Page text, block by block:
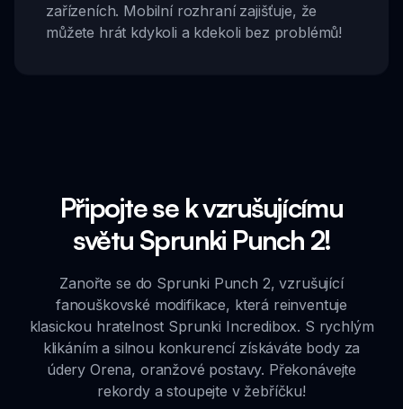
zařízeních. Mobilní rozhraní zajišťuje, že
můžete hrát kdykoli a kdekoli bez problémů!
Připojte se k vzrušujícímu
světu Sprunki Punch 2!
Zanořte se do Sprunki Punch 2, vzrušující
fanouškovské modifikace, která reinventuje
klasickou hratelnost Sprunki Incredibox. S rychlým
klikáním a silnou konkurencí získáváte body za
údery Orena, oranžové postavy. Překonávejte
rekordy a stoupejte v žebříčku!